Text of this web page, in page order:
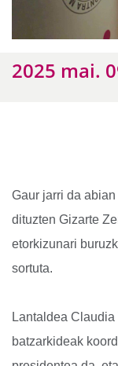
2025 mai.
Gaur jarri da
dituzten Gizarte
etorkizunari
sortuta.
Lantaldea
batzarkideak